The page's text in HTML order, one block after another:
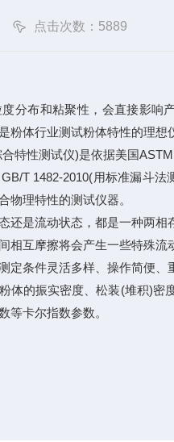
点击次数：5889
布和粘聚性，会直接影响产
粉体行业测试粉体特性的理想
性测试仪)是依据美国ASTM
T 1482-2010(用标准漏斗
物理特性的测试仪器。
是流动状态，都是一种两相
互摩擦将会产生一些特殊流
条件灵活多样、操作简便、
的振实密度、松装(堆积)密
等卡尔指数参数。